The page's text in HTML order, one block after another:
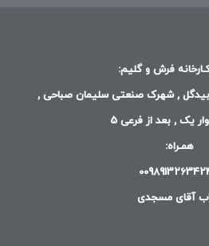
ماشینی :
توانستد آوازه ی جهانی بخود بگیرند و
جمله:
فرش و گلیم:
بیدگل , شهرک صنعتی سلیمان صباحی ,
یک , بعد از فرعی 5
همـراه:
آقای مسجدی